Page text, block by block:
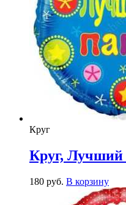
Круг
Круг, Лучший
180 руб. В корзину